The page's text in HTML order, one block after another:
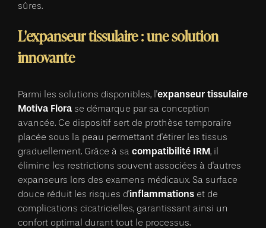
sûres.
L'expanseur tissulaire : une solution
innovante
Parmi les solutions disponibles, l'expanseur tissulaire
Motiva Florase démarque par sa conception
avancée. Ce dispositif sert de prothèse temporaire
placée sous la peau permettant d'étirer les tissus
graduellement. Grâce à sa compatibilité IRM, il
élimine les restrictions souvent associées à d'autres
expanseurs lors des examens médicaux. Sa surface
douce réduit les risques d'inflammationset de
complications cicatricielles, garantissant ainsi un
confort optimal durant tout le processus.